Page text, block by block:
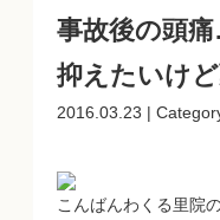
事故後の頭
抑えたいけ
2016.03.23 |
こんばんわくる里院